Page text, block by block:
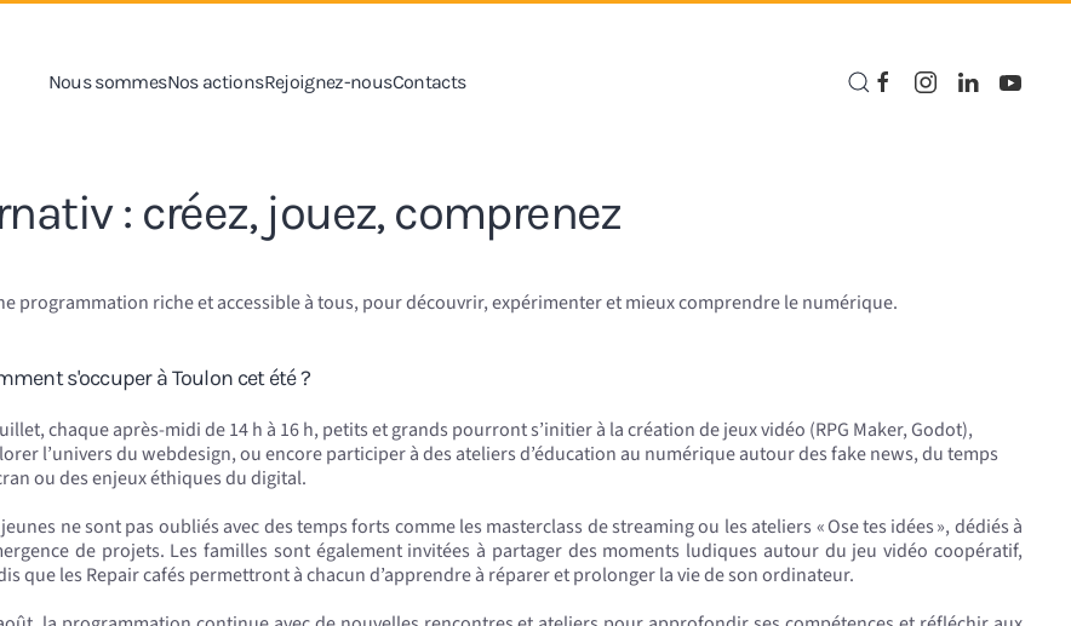
Nous sommesNos actionsRejoignez-nousContacts
: créez, jouez, comprenez
programmation riche et accessible à tous, pour découvrir, expérimenter et mieux comprendre le numérique.
s'occuper à Toulon cet été ?
chaque après-midi de 14 h à 16 h, petits et grands pourront s’initier à la création de jeux vidéo (RPG Maker, Godot),
l’univers du webdesign, ou encore participer à des ateliers d’éducation au numérique autour des fake news, du temps
ou des enjeux éthiques du digital.
ne sont pas oubliés avec des temps forts comme les masterclass de streaming ou les ateliers « Ose tes idées », dédiés à
de projets. Les familles sont également invitées à partager des moments ludiques autour du jeu vidéo coopératif,
que les Repair cafés permettront à chacun d’apprendre à réparer et prolonger la vie de son ordinateur.